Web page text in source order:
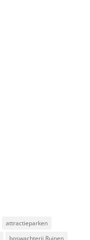
attractieparken
boswachterij Ruinen